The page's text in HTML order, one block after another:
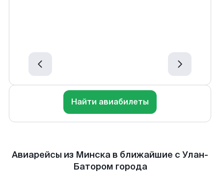
Найти авиабилеты
Авиарейсы из Минска в ближайшие с Улан-
Батором города